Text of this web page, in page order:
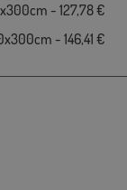
- 127,78 €
- 146,41 €